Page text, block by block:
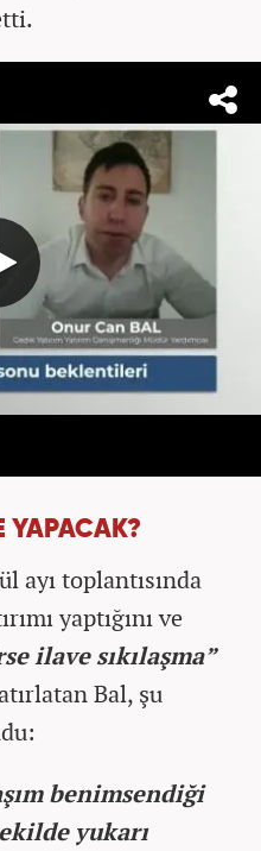
YAPACAK?
ayı toplantısında
yaptığını ve
ilave sıkılaşma”
Bal, şu
benimsendiği
yukarı